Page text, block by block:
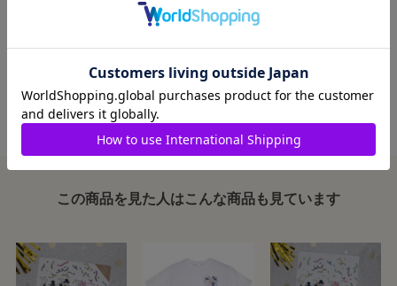
●本製品は湿気がなく乾燥した清潔な場所に保管してください。
●本製品を正しく使用してください。落下させたりぶつけたりす
ると使用に影響を与える原因となります。
この商品を見た人はこんな商品も見ています